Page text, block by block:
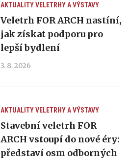
AKTUALITYVELETRHY A VÝSTAVY
Veletrh FOR ARCH nastíní,
jak získat podporu pro
lepší bydlení
3. 8. 2026
AKTUALITYVELETRHY A VÝSTAVY
Stavební veletrh FOR
ARCH vstoupí do nové éry:
představí osm odborných